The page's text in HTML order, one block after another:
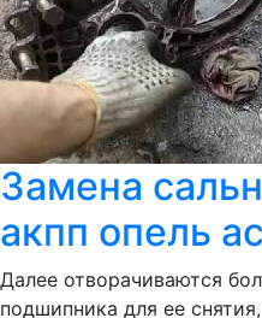
Замена
акпп опель
Далее отворачиваются
подшипника для ее